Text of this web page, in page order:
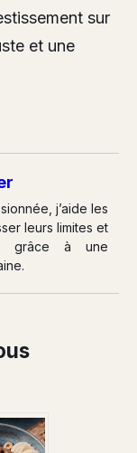
sur
et une
j’aide les
leurs limites et
grâce à une